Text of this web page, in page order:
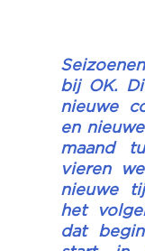
bij OK.
nieuwe
en
maand
vieren
nieuwe
het
dat